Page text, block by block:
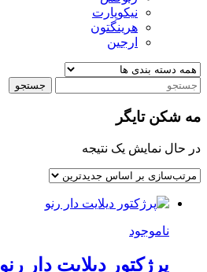
نیکوپارت
هرینگتون
ارجین
جستجو
مه شکن تایگر
در حال نمایش یک نتیجه
ناموجود
پرژکتور دیلایت دار رنو